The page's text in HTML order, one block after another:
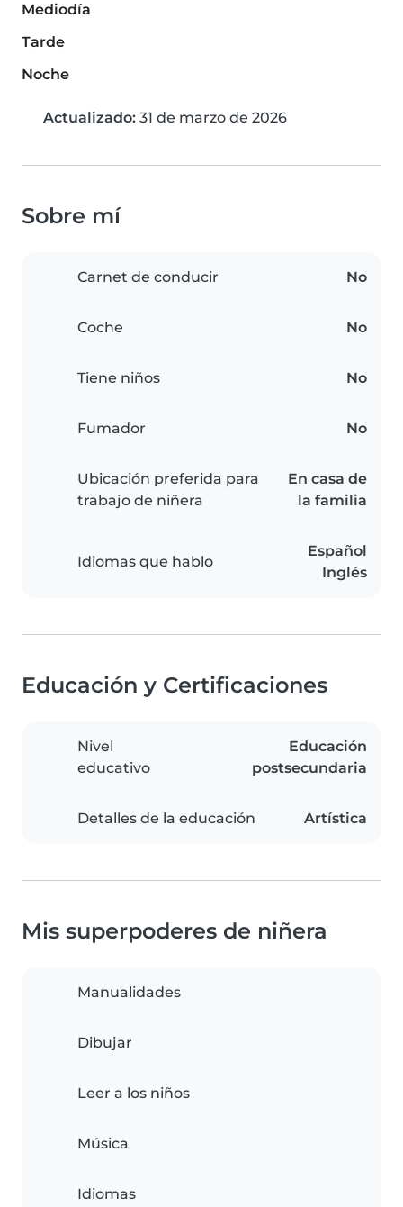
Mediodía
Tarde
Noche
Actualizado: 31 de marzo de 2026
Sobre mí
Carnet de conducir No
Coche No
Tiene niños No
Fumador No
Ubicación preferida para
trabajo de niñera
En casa de
la familia
Idiomas que hablo
Español
Inglés
Educación y Certificaciones
Nivel
educativo
Educación
postsecundaria
Detalles de la educación Artística
Mis superpoderes de niñera
Manualidades
Dibujar
Leer a los niños
Música
Idiomas